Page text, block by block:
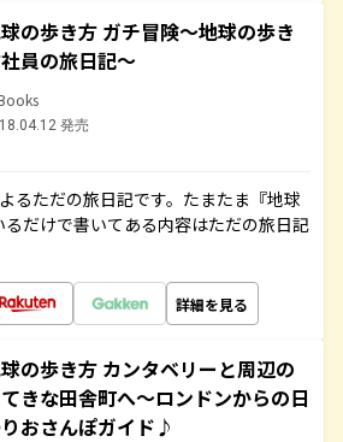
の歩き方 ガチ冒険～地球の歩き
員の旅日記～
発売
るただの旅日記です。たまたま『地球
だけで書いてある内容はただの旅日記
詳細を見る
の歩き方 カンタベリーと周辺の
きな田舎町へ～ロンドンからの日
おさんぽガイド♪